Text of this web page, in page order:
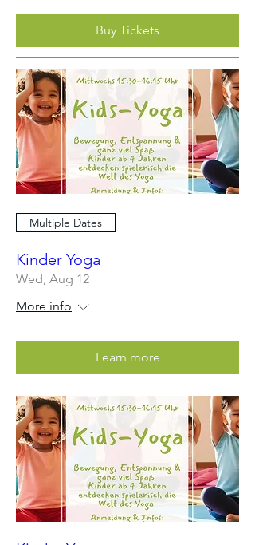
Buy Tickets
Multiple Dates
Kinder Yoga
Wed, Aug 12
More info
Learn more